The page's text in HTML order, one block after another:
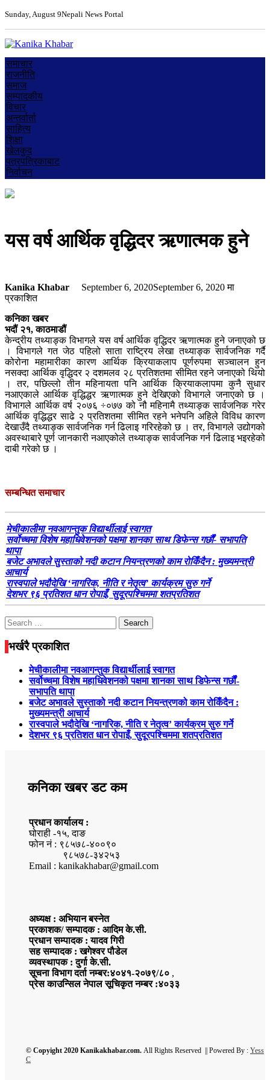
Sunday, August 9Nepali News Portal
समाचार
राजनीति
समाज
सम्पादकीय
विचार
अन्तर्वार्ता
साहित्य
शिक्षा
खेलकुद
पत्रपत्रिकाबाट
निर्वाचन
यस वर्ष आर्थिक वृद्धिदर ऋणात्मक हुने
Kanika Khabar September 6, 2020September 6, 2020मा
प्रकाशित
कनिका खबर
भदौं २१, काठमाडौं
केन्द्रीय तथ्याङ्क विभागले यस वर्ष आर्थिक वृद्धिदर ऋणात्मक हुने जनाएको छ
। विभागले गत जेठ पहिलो साता राष्ट्रिय लेखा तथ्याङ्क सार्वजनिक गर्दै
कोरोना महामारीका कारण आर्थिक क्रियाकलाप पूर्णरुपमा सञ्चालन हुन
नसक्दा आर्थिक वृद्धिदर २ दशमलव २८ प्रतिशतमा सीमित रहने जनाएको थियो
। तर, पछिल्लो तीन महिनायता पनि आर्थिक क्रियाकलापमा कुनै सुधार
नआएकाले आर्थिक वृद्धिद्धर ऋणात्मक हुने देखिएको विभागले जनाएको छ ।
विभागले आर्थिक वर्ष २०७६ ÷०७७ को नौ महिनामै तथ्याङ्क सार्वजनिक गरेर
आर्थिक वृद्धिद्धर साढे २ प्रतिशतमा सीमित रहने भनेपनि अहिले विविध कारण
देखाउँदै तथ्याङ्क सार्वजनिक गर्न ढिलाइ गरिरहेको छ । तर, विभागले उद्योगको
अवस्थाबारे पूर्ण जानकारी नआएकोले तथ्याङ्क सार्वजनिक गर्न ढिलाइ भइरहेको
दाबी गरेको छ ।
सम्बन्धित समाचार
मेचीकालीमा नवआगन्तुक विद्यार्थीलाई स्वागत
सर्वोच्चमा विशेष महाधिवेशनको पक्षमा शानका साथ डिफेन्स गर्छौं- सभापति
थापा
बजेट अभावले सुस्ताको नदी कटान नियन्त्रणको काम रोकिँदैन : मुख्यमन्त्री
आचार्य
रास्वपाले भदौदेखि ‘नागरिक, नीति र नेतृत्व’ कार्यक्रम सुरु गर्ने
देशभर ९६ प्रतिशत धान रोपाइँ, सुदूरपश्चिममा शतप्रतिशत
Search
for:
भर्खरै प्रकाशित
मेचीकालीमा नवआगन्तुक विद्यार्थीलाई स्वागत
सर्वोच्चमा विशेष महाधिवेशनको पक्षमा शानका साथ डिफेन्स गर्छौं-
सभापति थापा
बजेट अभावले सुस्ताको नदी कटान नियन्त्रणको काम रोकिँदैन :
मुख्यमन्त्री आचार्य
रास्वपाले भदौदेखि ‘नागरिक, नीति र नेतृत्व’ कार्यक्रम सुरु गर्ने
देशभर ९६ प्रतिशत धान रोपाइँ, सुदूरपश्चिममा शतप्रतिशत
कनिका खबर डट कम
प्रधान कार्यालय :
घोराही -१५, दाङ
फोन नं : ९८५७८-४००९०
९८५७८-३४२५३
Email : kanikakhabar@gmail.com
अध्यक्ष : अभियान बस्नेत
प्रकाशक/ सम्पादक : आदिम के.सी.
प्रधान सम्पादक : यादव गिरी
सह सम्पादक : खगेश्वर पौडेल
व्यवस्थापक : दुर्गा के.सी.
सूचना विभाग दर्ता नम्बर:४०४१-२०७९/८० ,
प्रेस काउन्सिल नेपाल सूचिकृत नम्बर :४०३३
© Copyight 2020 Kanikakhabar.com. All Rights Reserved || Powered By : Yess
C